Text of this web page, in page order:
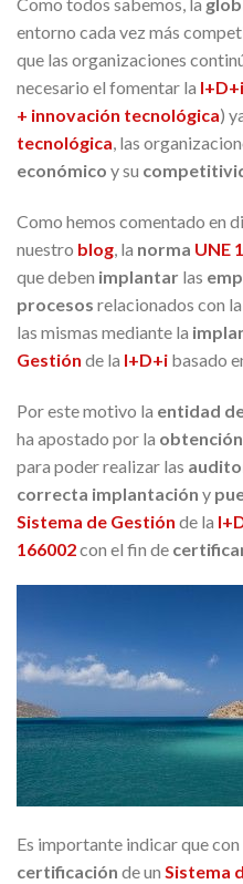
entorno cada vez más
que las organizaciones
necesario el fomentar la I+D+i
+ innovación tecnológica)
tecnológica, las
económico y su
Como hemos comentado en
nuestro blog , la norma UNE
que deben implantar las
procesos relacionados con la
las mismas mediante la
Gestión de la I+D+i basado
Por este motivo la entidad
ha apostado por la obtención
para poder realizar las
correcta implantación y
Sistema de Gestión de la
166002con el fin de
Es importante indicar que con
certificación de un Sistema